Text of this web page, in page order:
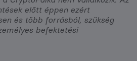
előtt éppen ezért
és több forrásból, szükség
befektetési